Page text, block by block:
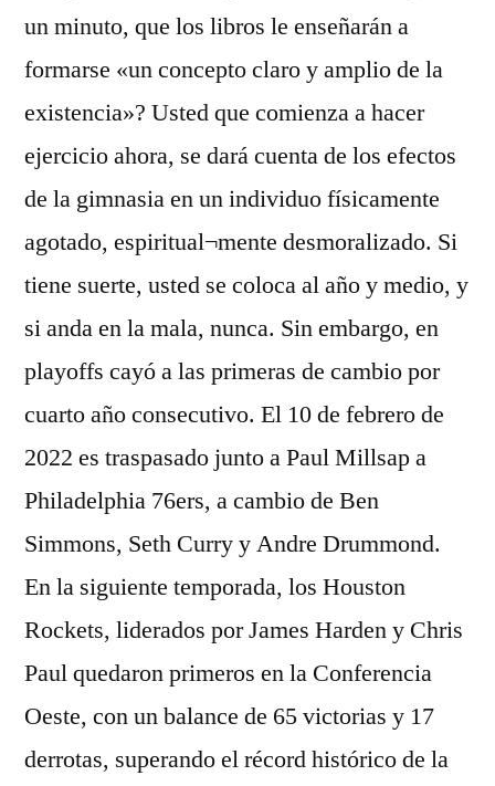
un minuto, que los libros le enseñarán a
formarse «un concepto claro y amplio de la
existencia»? Usted que comienza a hacer
ejercicio ahora, se dará cuenta de los efectos
de la gimnasia en un individuo físicamente
agotado, espiritual¬mente desmoralizado. Si
tiene suerte, usted se coloca al año y medio, y
si anda en la mala, nunca. Sin embargo, en
playoffs cayó a las primeras de cambio por
cuarto año consecutivo. El 10 de febrero de
2022 es traspasado junto a Paul Millsap a
Philadelphia 76ers, a cambio de Ben
Simmons, Seth Curry y Andre Drummond.
En la siguiente temporada, los Houston
Rockets, liderados por James Harden y Chris
Paul quedaron primeros en la Conferencia
Oeste, con un balance de 65 victorias y 17
derrotas, superando el récord histórico de la